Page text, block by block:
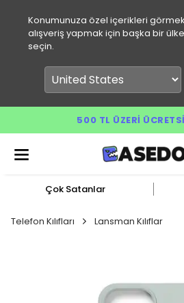
Konumunuza özel içerikleri
alışveriş yapmak için başka bir
seçin.
500 TL ÜZERI
Çok Satanlar
Telefon Kılıfları Lansman Kılıflar